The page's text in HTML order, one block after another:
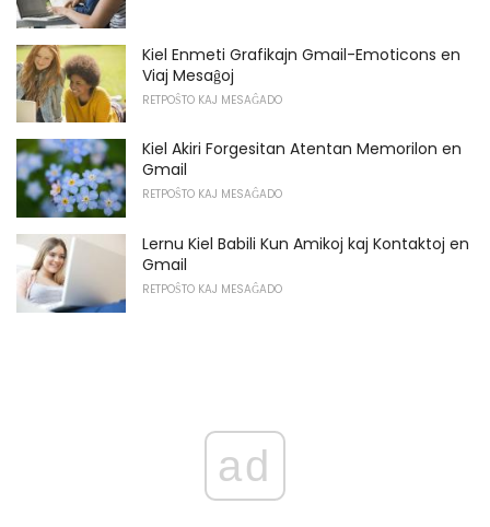
Kiel Enmeti Grafikajn Gmail-Emoticons en
Viaj Mesaĝoj
RETPOŜTO KAJ MESAĜADO
Kiel Akiri Forgesitan Atentan Memorilon en
Gmail
RETPOŜTO KAJ MESAĜADO
Lernu Kiel Babili Kun Amikoj kaj Kontaktoj en
Gmail
RETPOŜTO KAJ MESAĜADO
ad